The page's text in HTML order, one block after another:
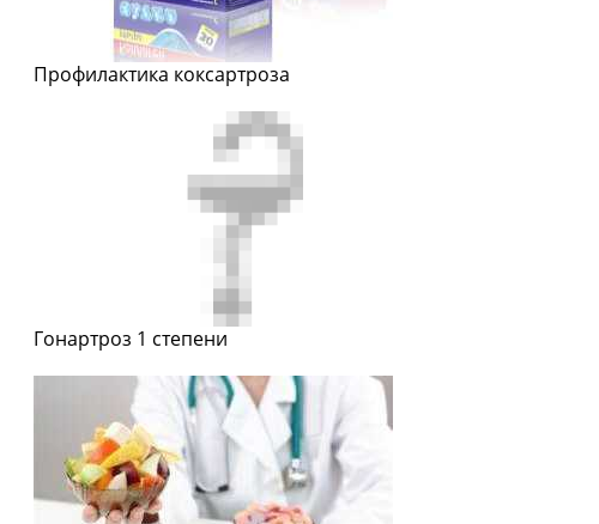
Профилактика коксартроза
Гонартроз 1 степени